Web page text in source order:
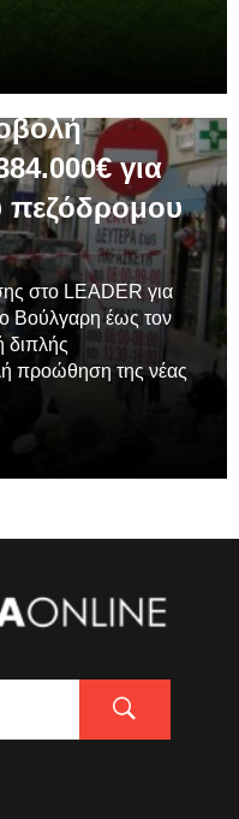
για
πεζόδρομου
στο LEADER για
Βούλγαρη έως τον
διπλής
προώθηση της νέας